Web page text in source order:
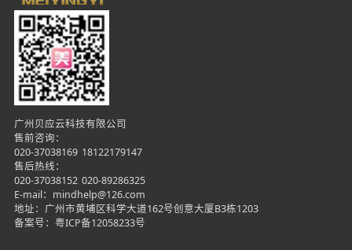
广州贝应云科技有限公司
售前咨询：
020-37038169 18122179147
售后热线：
020-37038152 020-89286325
E-mail：mindhelp@126.com
地址：广州市黄埔区科学大道162号创意大厦B3栋1203
备案号： 粤ICP备12058233号